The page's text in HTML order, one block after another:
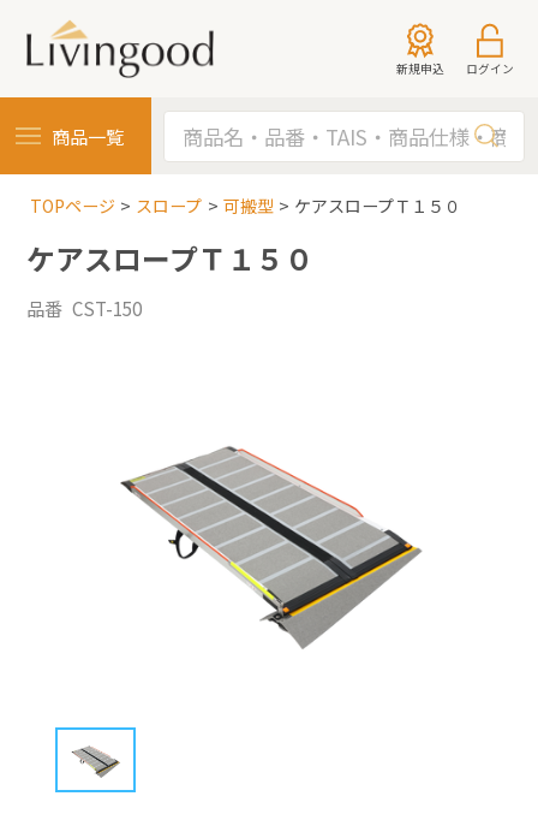
新規申込 ログイン
商品一覧
TOPページ スロープ 可搬型 ケアスロープＴ１５０
ケアスロープＴ１５０
品番 CST-150